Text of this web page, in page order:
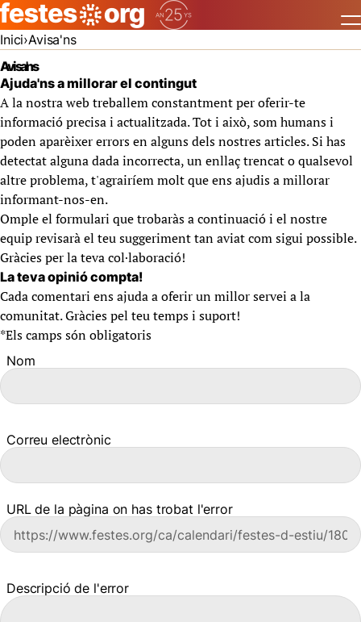
Inici Avisa'ns
Avisa'ns
Ajuda'ns a millorar el contingut
A la nostra web treballem constantment per oferir-te
informació precisa i actualitzada. Tot i això, som humans i
poden aparèixer errors en alguns dels nostres articles. Si has
detectat alguna dada incorrecta, un enllaç trencat o qualsevol
altre problema, t'agrairíem molt que ens ajudis a millorar
informant-nos-en.
Omple el formulari que trobaràs a continuació i el nostre
equip revisarà el teu suggeriment tan aviat com sigui possible.
Gràcies per la teva col·laboració!
La teva opinió compta!
Cada comentari ens ajuda a oferir un millor servei a la
comunitat. Gràcies pel teu temps i suport!
*Els camps són obligatoris
Nom
Correu electrònic
URL de la pàgina on has trobat l'error
Descripció de l'error